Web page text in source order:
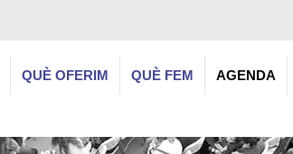
QUÈ OFERIM QUÈ FEM AGENDA